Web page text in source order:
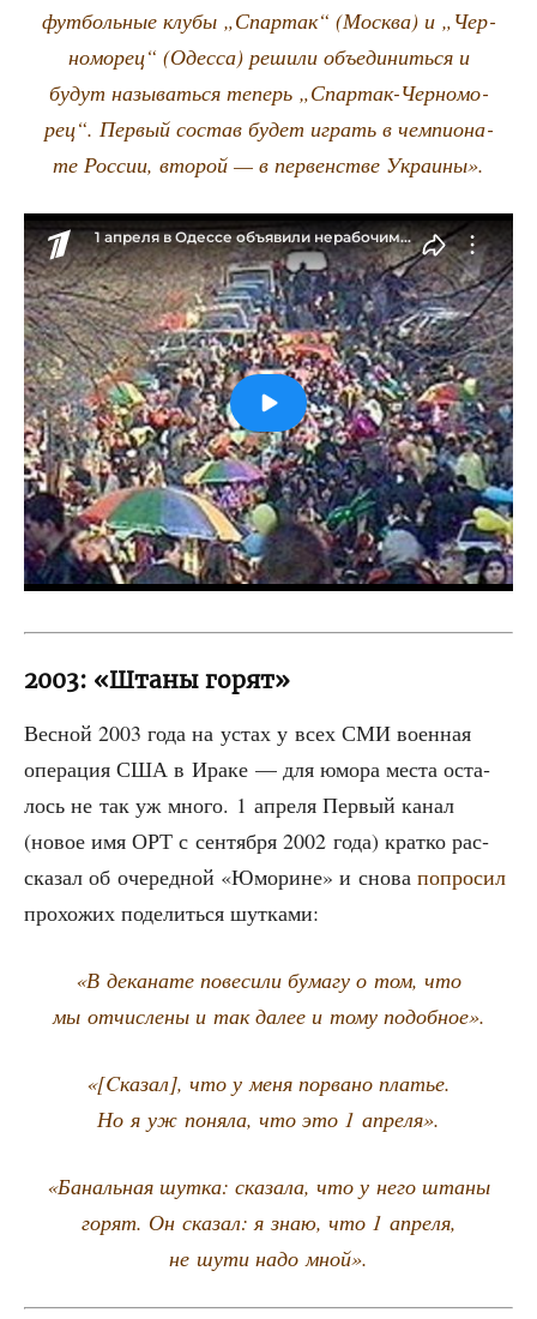
фут­боль­ные клу­бы „Спар­так“ (Москва) и „Чер­
но­мо­рец“ (Одес­са) реши­ли объ­еди­нить­ся и
будут назы­вать­ся теперь „Спар­так-Чер­но­мо­
рец“. Пер­вый состав будет играть в чем­пи­о­на­
те Рос­сии, вто­рой — в пер­вен­стве Украины».
2003: «Штаны горят»
Вес­ной 2003 года на устах у всех СМИ воен­ная
опе­ра­ция США в Ира­ке — для юмо­ра места оста­
лось не так уж мно­го. 1 апре­ля Пер­вый канал
(новое имя ОРТ с сен­тяб­ря 2002 года) крат­ко рас­
ска­зал об оче­ред­ной «Юмо­рине» и сно­ва попро­сил
про­хо­жих поде­лить­ся шутками:
«В дека­на­те пове­си­ли бума­гу о том, что
мы отчис­ле­ны и так далее и тому подобное».
«[Cка­зал], что у меня порва­но пла­тье.
Но я уж поня­ла, что это 1 апреля».
«Баналь­ная шут­ка: ска­за­ла, что у него шта­ны
горят. Он ска­зал: я знаю, что 1 апре­ля,
не шути надо мной».